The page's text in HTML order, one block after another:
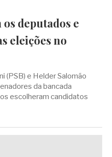
deputados e
eleições no
(PSB) e Helder Salomão
da bancada
escolheram candidatos